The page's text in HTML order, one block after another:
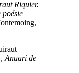
Riquier.
poésie
Anuari de